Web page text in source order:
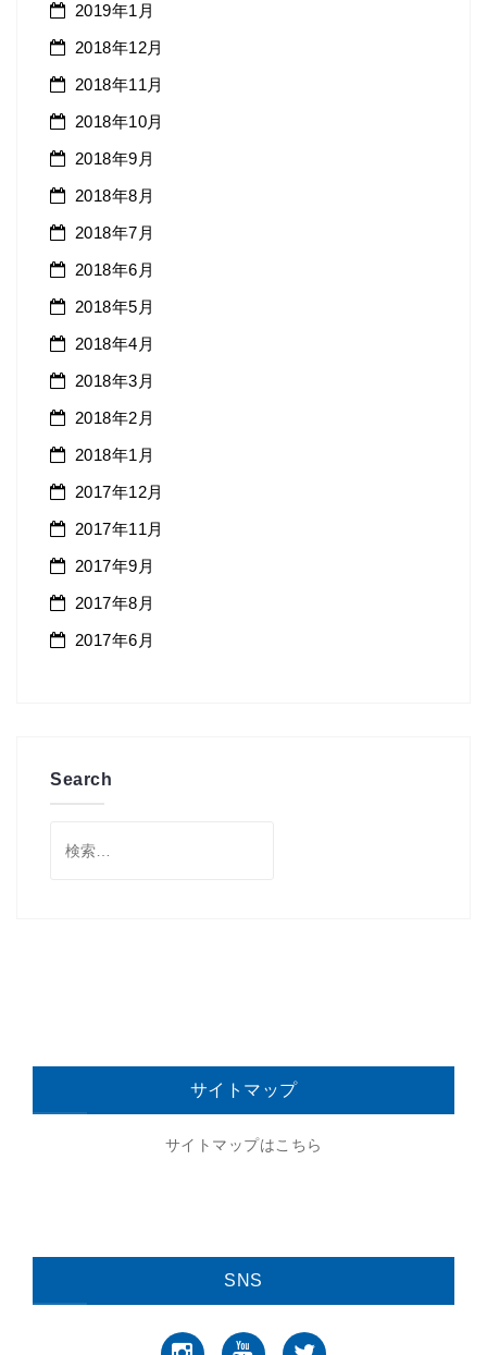
2019年1月
2018年12月
2018年11月
2018年10月
2018年9月
2018年8月
2018年7月
2018年6月
2018年5月
2018年4月
2018年3月
2018年2月
2018年1月
2017年12月
2017年11月
2017年9月
2017年8月
2017年6月
Search
索:
サイトマップ
サイトマップはこちら
SNS